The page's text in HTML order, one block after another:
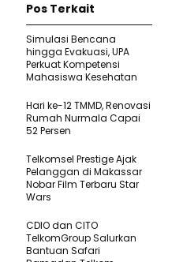
Pos Terkait
Simulasi Bencana
hingga Evakuasi, UPA
Perkuat Kompetensi
Mahasiswa Kesehatan
Hari ke-12 TMMD, Renovasi
Rumah Nurmala Capai
52 Persen
Telkomsel Prestige Ajak
Pelanggan di Makassar
Nobar Film Terbaru Star
Wars
CDIO dan CITO
TelkomGroup Salurkan
Bantuan Safari